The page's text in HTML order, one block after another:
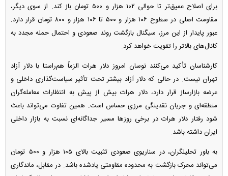
برای اصلاح عمیق‌تر تا حوالی ۱۰۲ هزار و ۵۰۰ تومان باز کند. از سوی دیگر،
مقاومت اصلی در سطوح ۱۰۶ هزار و ۵۰۰ تا ۱۰۶ هزار و ۸۰۰ تومان قرار دارد.
عبور پایدار از این مرز، سیگنال بازگشت روند صعودی و احتمال حمله مجدد به
کانال‌های بالاتر را تقویت خواهد کرد.
کارشناسان تأکید می‌کنند نوسان امروز دلار هرات الزماً هم‌راستا با دلار آزاد
تهران نیست. در حالی که دلار آزاد بیشتر تحت تأثیر سیاست‌گذاری داخلی و
عرضه بازارساز قرار دارد، دلار هرات بیش از پیش به انتظارات معامله‌گران
منطقه‌ای و جریان نقدینگی مرزی حساس است. همین تفاوت می‌تواند باعث
شود رفتار دلار هرات در برخی روز‌ها مسیر جداگانه‌ای نسبت به بازار داخلی
ایران داشته باشد.
به باور تحلیلگران، در سناریوی صعودی تثبیت بالای ۱۰۵ هزار و ۵۰۰ تومان
می‌تواند محرک بازگشت به محدوده مقاومتی یادشده باشد. در مقابل، ماندگاری